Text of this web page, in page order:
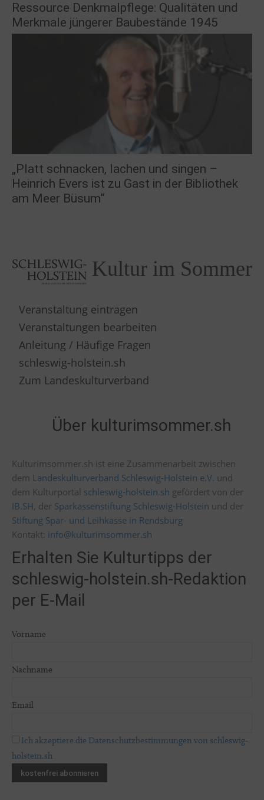
Ressource Denkmalpflege: Qualitäten und
Merkmale jüngerer Baubestände 1945
„Platt schnacken, lachen und singen –
Heinrich Evers ist zu Gast in der Bibliothek
am Meer Büsum“
Kultur im Sommer
Veranstaltung eintragen
Veranstaltungen bearbeiten
Anleitung / Häufige Fragen
schleswig-holstein.sh
Zum Landeskulturverband
Über kulturimsommer.sh
Kulturimsommer.sh ist eine Zusammenarbeit zwischen
dem Landeskulturverband Schleswig-Holstein e.V. und
dem Kulturportal schleswig-holstein.sh gefördert von der
IB.SH, der Sparkassenstiftung Schleswig-Holstein und der
Stiftung Spar- und Leihkasse in Rendsburg
Kontakt: info@kulturimsommer.sh
Erhalten Sie Kulturtipps der
schleswig-holstein.sh-Redaktion
per E-Mail
Vorname
Nachname
Email
Ich akzeptiere die Datenschutzbestimmungen von schleswig-
holstein.sh